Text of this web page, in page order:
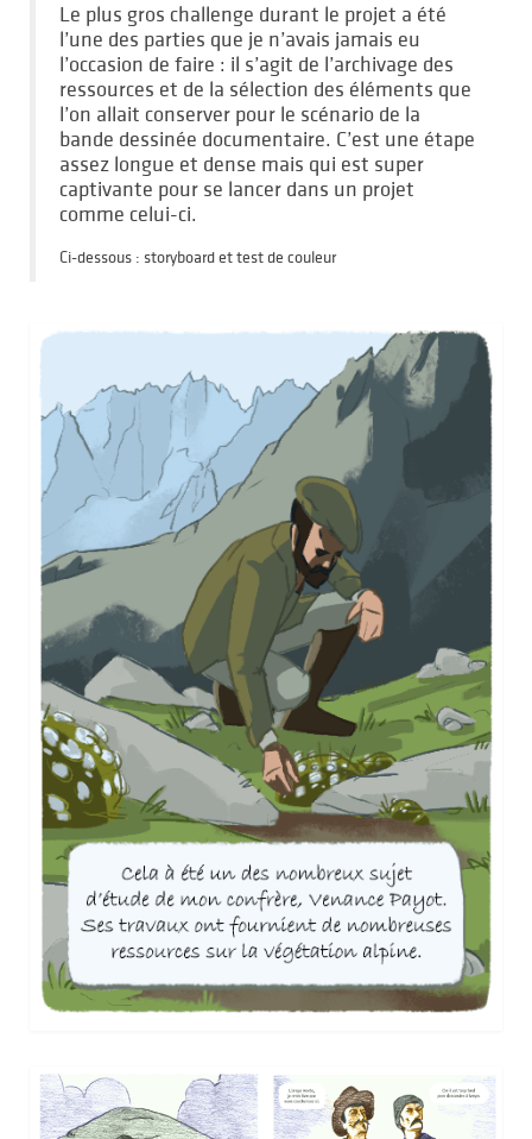
Le plus gros challenge durant le projet a été
l’une des parties que je n’avais jamais eu
l’occasion de faire : il s’agit de l’archivage des
ressources et de la sélection des éléments que
l’on allait conserver pour le scénario de la
bande dessinée documentaire. C’est une étape
assez longue et dense mais qui est super
captivante pour se lancer dans un projet
comme celui-ci.
Ci-dessous : storyboard et test de couleur